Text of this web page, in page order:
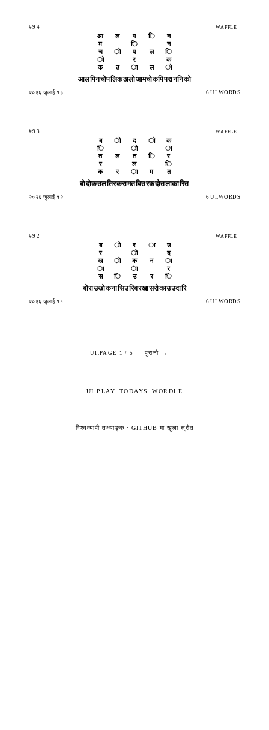
#94 WAFFLE
आ ल प ि
न
म
ि
न
च
ो प ल
ि
ो
र
क
क
ठ ा ल ो
आलपिनचोपलिकठालोआमचोकपिपराननिको
२०२६ जुलाई १३ 6 UI.WORDS
#93 WAFFLE
ब ो द ो
क
ि
ो
ा
त
ल त ि
र
र
ल
ि
क
र ा म त
बोदोकतलतिरकरामतबितरकदोतलाकारित
२०२६ जुलाई १२ 6 UI.WORDS
#92 WAFFLE
ब ो र ा
उ
र
ो
द
ख
ो क न
ा
ा
ा
र
स
ि उ र ि
बोराउखोकनासिउरिबरखासरोकाउउदारि
२०२६ जुलाई ११ 6 UI.WORDS
UI.PAGE 1 / 5 पुरानो →
UI.PLAY_TODAYS_WORDLE
विश्वव्यापी तथ्याङ्क· GITHUB मा खुला स्रोत